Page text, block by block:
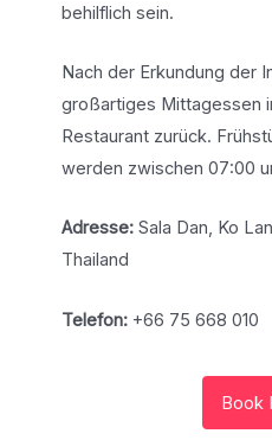
behilflich sein.
Nach der Erkundung der
großartiges Mittagessen
Restaurant zurück.
werden zwischen 07:00
Adresse:Sala Dan, Ko
Thailand
Telefon:+66 75 668 010
Book